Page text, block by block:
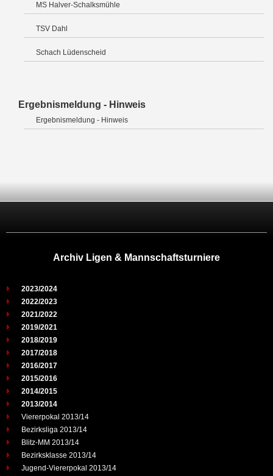
MS Halver-Schalksmühle
TSV Dahl
Schach Lüdenscheid
Ergebnismeldung - Hinweis
Ergebnismeldung - Hinweis
Archiv Ligen & Mannschaftsturniere
2023/2024
2022/2023
2021/2022
2019/2021
2018/2019
2017/2018
2016/2017
2015/2016
2014/2015
2013/2014
Viererpokal 2013/14
Bezirksliga 2013/14
Blitz-MM 2013/14
Bezirksklasse 2013/14
Jugend-Viererpokal 2013/14